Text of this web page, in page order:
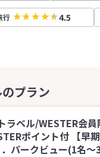
行 4.5
ラベル/WESTER会
ポイント付 【早
．パークビュー(1名